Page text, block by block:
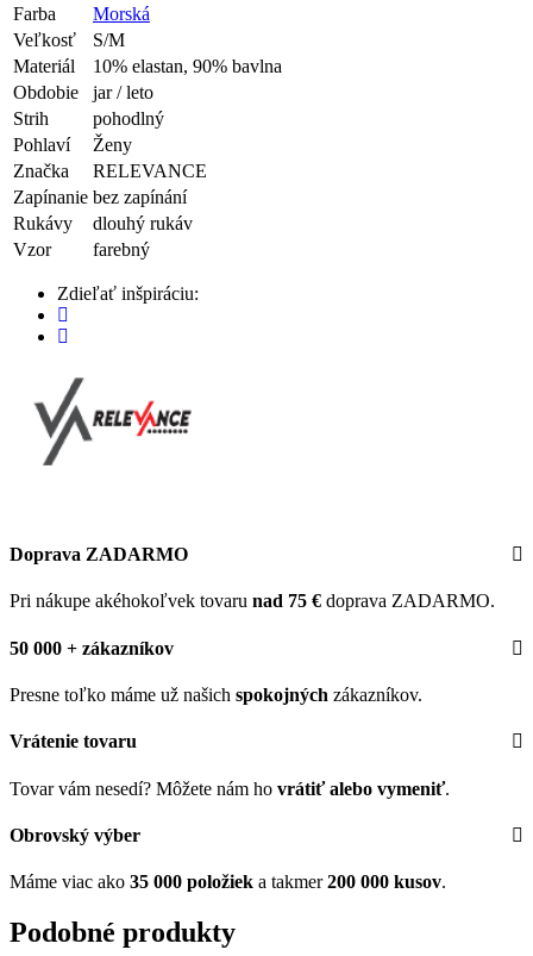
Farba
Morská
Veľkosť
S/M
Materiál
10% elastan, 90% bavlna
Obdobie
jar / leto
Strih
pohodlný
Pohlaví
Ženy
Značka
RELEVANCE
Zapínanie bez zapínání
Rukávy
dlouhý rukáv
Vzor
farebný
Zdieľať inšpiráciu:
Doprava ZADARMO
Pri nákupe akéhokoľvek tovaru nad 75 € doprava ZADARMO.
50 000 + zákazníkov
Presne toľko máme už našich spokojných zákazníkov.
Vrátenie tovaru
Tovar vám nesedí? Môžete nám ho vrátiť alebo vymeniť.
Obrovský výber
Máme viac ako 35 000 položiek a takmer200 000 kusov.
Podobné produkty